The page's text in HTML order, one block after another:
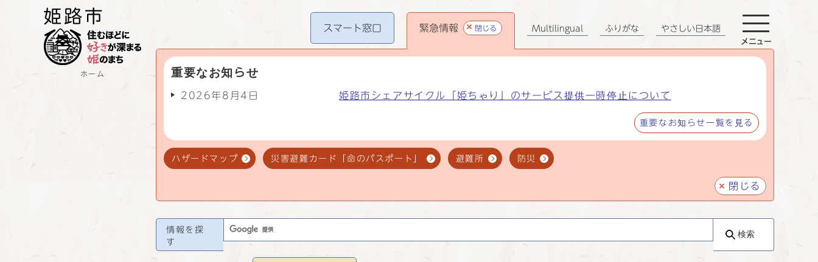
ホーム
スマート窓口 緊急情報 閉じる
重要なお知らせ
2026年8月4日 姫路市シェアサイクル「姫ちゃり」のサービス提供一時停止について
重要なお知らせ一覧を見る
ハザードマップ 災害避難カード「命のパスポート」 避難所 防災
閉じる
Multilingual ふりがな やさしい日本語
メニュー
情報を探
す
検索